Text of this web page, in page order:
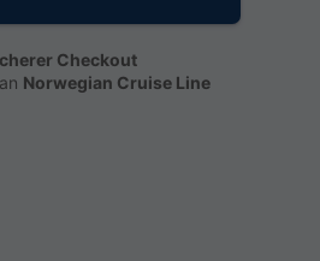
Checkout
Norwegian Cruise Line